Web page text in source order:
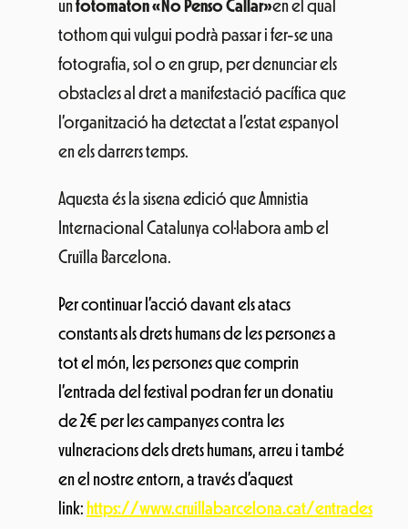
unfotomaton «No Penso Callar»en el qual
tothom qui vulgui podrà passar i fer-se una
fotografia, sol o en grup, per denunciar els
obstacles al dret a manifestació pacífica que
l’organització ha detectat a l’estat espanyol
en els darrers temps.
Aquesta és la sisena edició que Amnistia
Internacional Catalunya col·labora amb el
Cruïlla Barcelona.
Per continuar l’acció davant els atacs
constants als drets humans de les persones a
tot el món, les persones que comprin
l’entrada del festival podran fer un donatiu
de 2€ per les campanyes contra les
vulneracions dels drets humans, arreu i també
en el nostre entorn, a través d’aquest
link: https://www.cruillabarcelona.cat/entrades